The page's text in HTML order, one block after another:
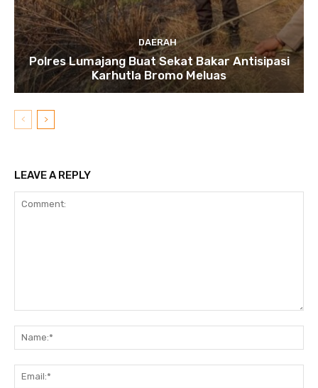
DAERAH
Polres Lumajang Buat Sekat Bakar Antisipasi
Karhutla Bromo Meluas
LEAVE A REPLY